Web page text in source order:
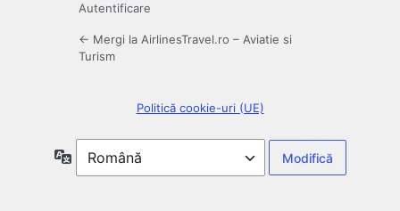
Autentificare
← Mergi la AirlinesTravel.ro – Aviatie si
Turism
Politică cookie-uri (UE)
Limbă